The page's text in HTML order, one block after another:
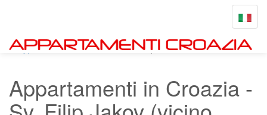
Toggle
Appartamenti-croazia.net
Sv. Filip Jakov
Appartamenti in Croazia -